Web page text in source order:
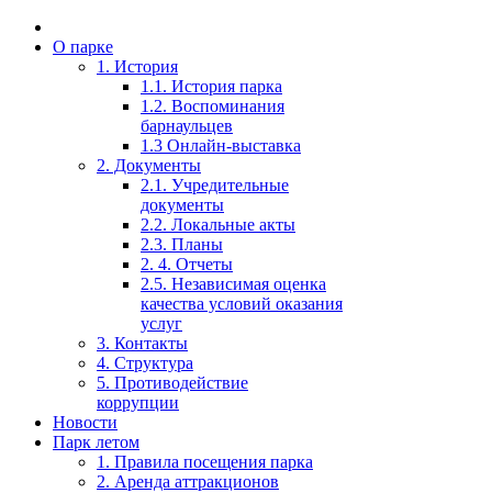
О парке
1. История
1.1. История парка
1.2. Воспоминания
барнаульцев
1.3 Онлайн-выставка
2. Документы
2.1. Учредительные
документы
2.2. Локальные акты
2.3. Планы
2. 4. Отчеты
2.5. Независимая оценка
качества условий оказания
услуг
3. Контакты
4. Структура
5. Противодействие
коррупции
Новости
Парк летом
1. Правила посещения парка
2. Аренда аттракционов